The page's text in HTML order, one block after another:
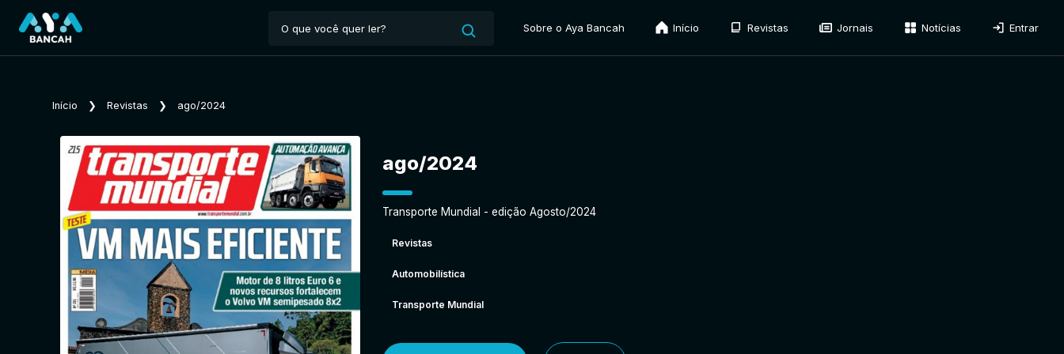
Sobre o Aya Bancah Início Revistas Jornais Notícias Entrar
Início ❯ Revistas ❯ ago/2024
ago/2024
Transporte Mundial - edição Agosto/2024
Revistas
Automobilística
Transporte Mundial